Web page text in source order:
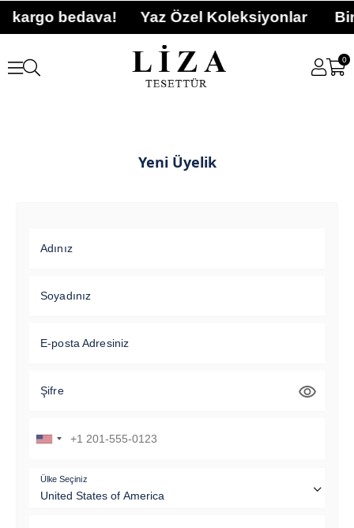
kargo bedava! Yaz Özel Koleksiyonlar
0
Yeni Üyelik
Adınız
Soyadınız
E-posta Adresiniz
Şifre
Ülke Seçiniz